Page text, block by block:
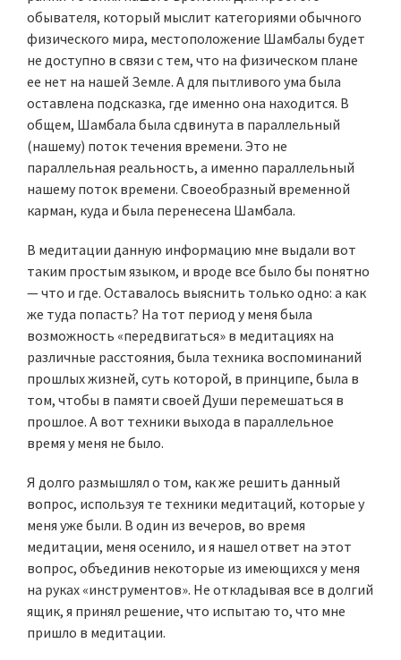
обывателя, который мыслит категориями обычного
физического мира, местоположение Шамбалы будет
не доступно в связи с тем, что на физическом плане
ее нет на нашей Земле. А для пытливого ума была
оставлена подсказка, где именно она находится. В
общем, Шамбала была сдвинута в параллельный
(нашему) поток течения времени. Это не
параллельная реальность, а именно параллельный
нашему поток времени. Своеобразный временной
карман, куда и была перенесена Шамбала.
В медитации данную информацию мне выдали вот
таким простым языком, и вроде все было бы понятно
— что и где. Оставалось выяснить только одно: а как
же туда попасть? На тот период у меня была
возможность «передвигаться» в медитациях на
различные расстояния, была техника воспоминаний
прошлых жизней, суть которой, в принципе, была в
том, чтобы в памяти своей Души перемешаться в
прошлое. А вот техники выхода в параллельное
время у меня не было.
Я долго размышлял о том, как же решить данный
вопрос, используя те техники медитаций, которые у
меня уже были. В один из вечеров, во время
медитации, меня осенило, и я нашел ответ на этот
вопрос, объединив некоторые из имеющихся у меня
на руках «инструментов». Не откладывая все в долгий
ящик, я принял решение, что испытаю то, что мне
пришло в медитации.